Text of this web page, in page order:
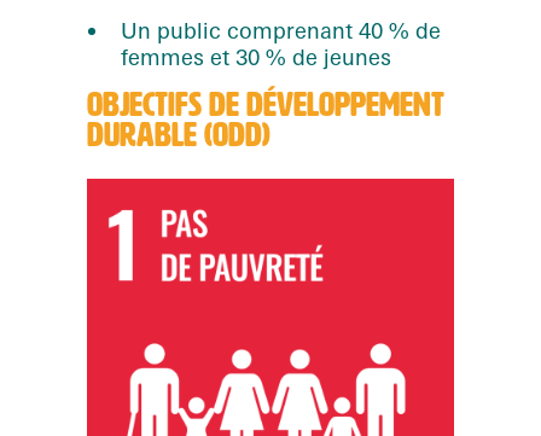
Un public comprenant 40 % de
femmes et 30 % de jeunes
OBJECTIFS DE DÉVELOPPEMENT
DURABLE (ODD)